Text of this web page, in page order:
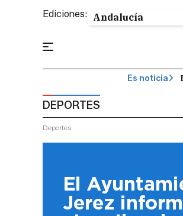
Ediciones:
Es noticia
DEPORTES
Deportes